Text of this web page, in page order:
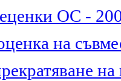
ОС -
на